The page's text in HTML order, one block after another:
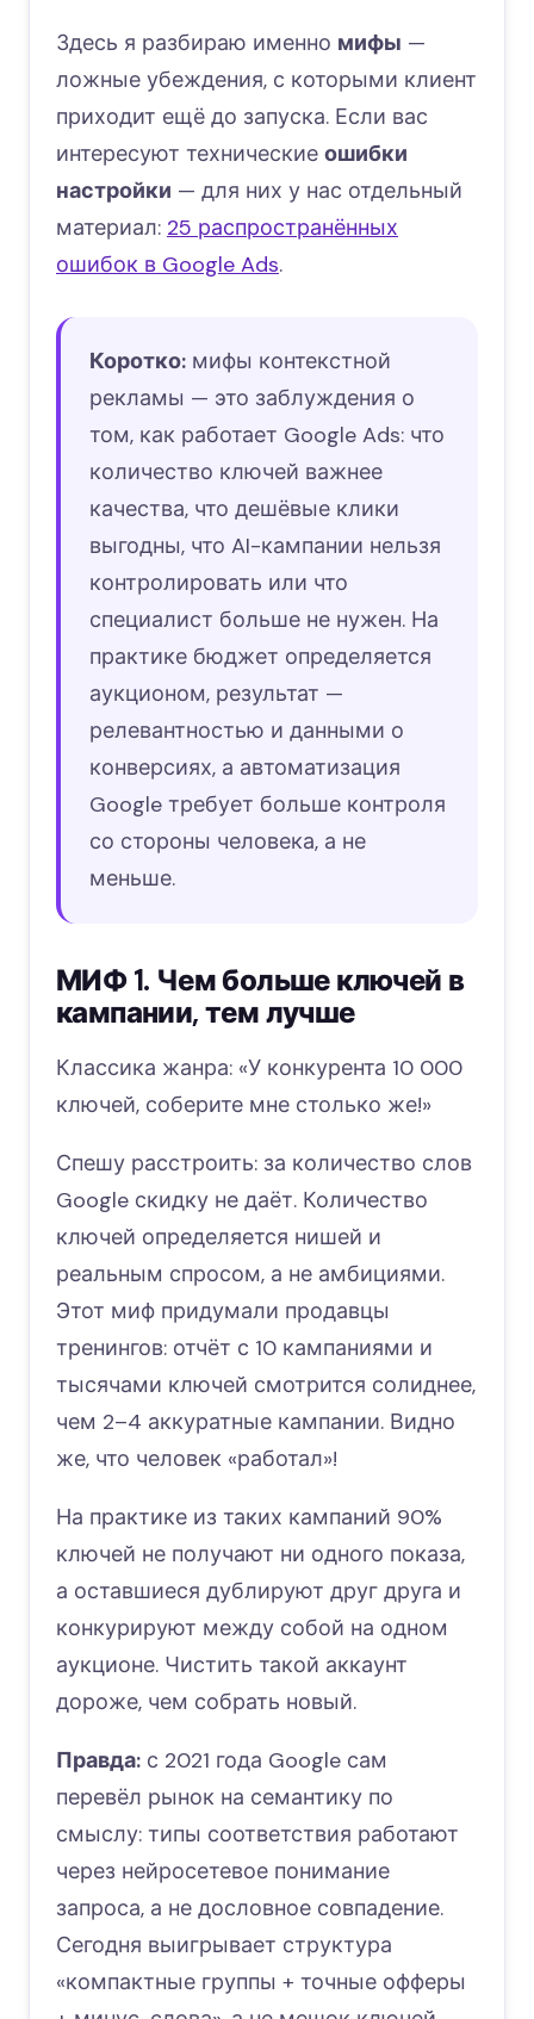
Здесь я разбираю именно мифы —
ложные убеждения, с которыми клиент
приходит ещё до запуска. Если вас
интересуют технические ошибки
настройки — для них у нас отдельный
материал: 25 распространённых
ошибок в Google Ads.
Коротко: мифы контекстной
рекламы — это заблуждения о
том, как работает Google Ads: что
количество ключей важнее
качества, что дешёвые клики
выгодны, что AI-кампании нельзя
контролировать или что
специалист больше не нужен. На
практике бюджет определяется
аукционом, результат —
релевантностью и данными о
конверсиях, а автоматизация
Google требует больше контроля
со стороны человека, а не
меньше.
МИФ 1. Чем больше ключей в
кампании, тем лучше
Классика жанра: «У конкурента 10 000
ключей, соберите мне столько же!»
Спешу расстроить: за количество слов
Google скидку не даёт. Количество
ключей определяется нишей и
реальным спросом, а не амбициями.
Этот миф придумали продавцы
тренингов: отчёт с 10 кампаниями и
тысячами ключей смотрится солиднее,
чем 2–4 аккуратные кампании. Видно
же, что человек «работал»!
На практике из таких кампаний 90%
ключей не получают ни одного показа,
а оставшиеся дублируют друг друга и
конкурируют между собой на одном
аукционе. Чистить такой аккаунт
дороже, чем собрать новый.
Правда: с 2021 года Google сам
перевёл рынок на семантику по
смыслу: типы соответствия работают
через нейросетевое понимание
запроса, а не дословное совпадение.
Сегодня выигрывает структура
«компактные группы + точные офферы